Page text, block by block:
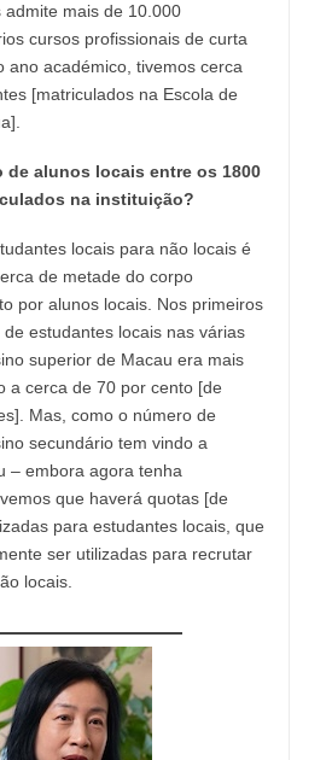
mais de 10.000
cursos profissionais de curta
ano académico, tivemos cerca
[matriculados na Escola de
de alunos locais entre os 1800
na instituição?
locais para não locais é
de metade do corpo
por alunos locais. Nos primeiros
estudantes locais nas várias
superior de Macau era mais
a cerca de 70 por cento [de
Mas, como o número de
secundário tem vindo a
– embora agora tenha
que haverá quotas [de
para estudantes locais, que
ser utilizadas para recrutar
locais.